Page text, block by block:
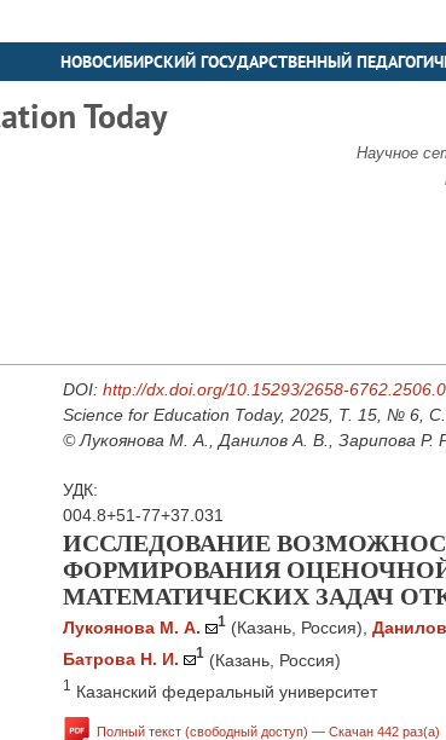
НОВОСИБИРСКИЙ ГОСУДАРСТВЕННЫЙ
Today
Научное
DOI: http://dx.doi.org/10.15293/2658-
Science for Education Today, 2025, Т. 15, № 6,
© Лукоянова М. А., Данилов А. В., Зарипова
УДК:
004.8+51-77+37.031
ИССЛЕДОВАНИЕ
ФОРМИРОВАНИЯ ОЦЕНОЧНОЙ
МАТЕМАТИЧЕСКИХ ЗАДАЧ
Лукоянова М. А. 1 (Казань, Россия)
Батрова Н. И.
1 (Казань, Россия)
1 Казанский федеральный университет
Полный текст (свободный доступ) — Скачан 442 раз(а)